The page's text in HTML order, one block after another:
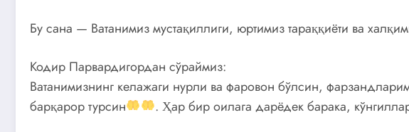
Бу сана — Ватанимиз мустақиллиги, юртимиз тараққиёти ва
Кодир Парвардигордан сўраймиз:
Ватанимизнинг келажаги нурли ва фаровон бўлсин,
барқарор турсин
. Ҳар бир оилага дарёдек барака,